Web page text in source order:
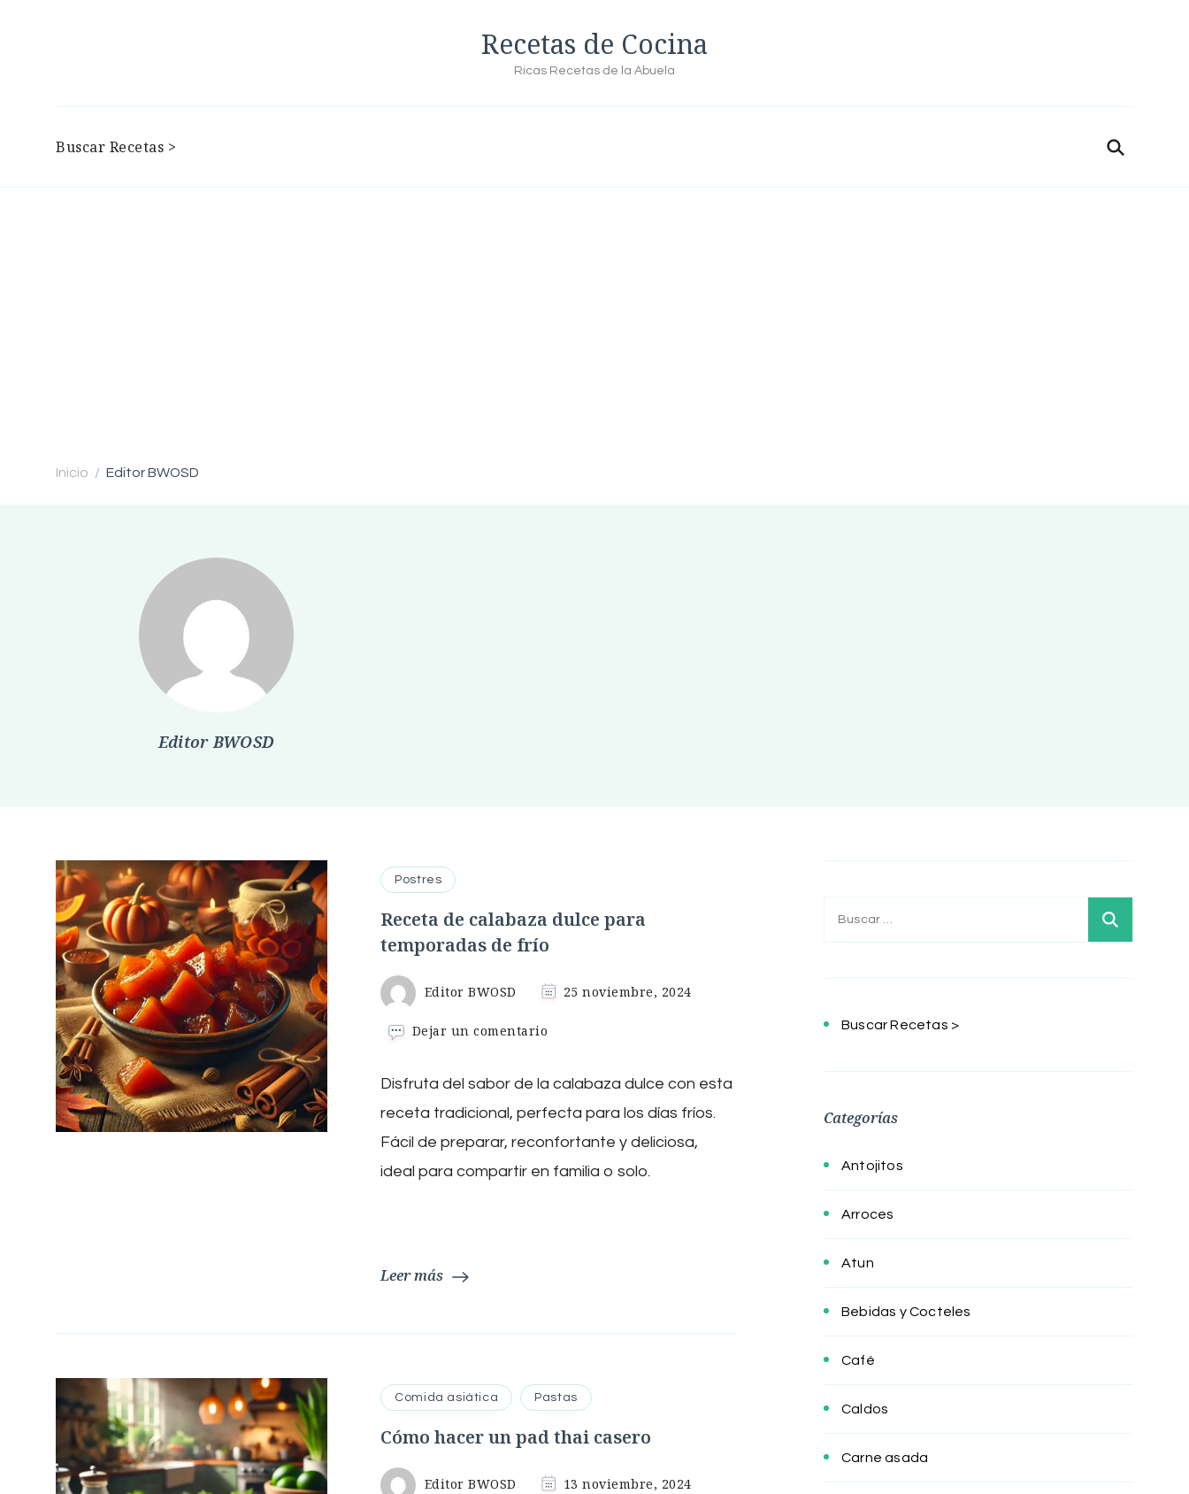
Recetas de Cocina
Ricas Recetas de la Abuela
Buscar Recetas >
Inicio / Editor BWOSD
Editor BWOSD
Postres
Receta de calabaza dulce para
temporadas de frío
Editor BWOSD 25 noviembre, 2024
Dejar un comentario
calabaza
dulce
para
temporadas
frío
Disfruta del sabor de la calabaza dulce con esta
receta tradicional, perfecta para los días fríos.
Fácil de preparar, reconfortante y deliciosa,
ideal para compartir en familia o solo.
Leer más
Comida asiática Pastas
Cómo hacer un pad thai casero
Editor BWOSD 13 noviembre, 2024
Buscar:
Buscar Recetas >
Categorías
Antojitos
Arroces
Atun
Bebidas y Cocteles
Café
Caldos
Carne asada